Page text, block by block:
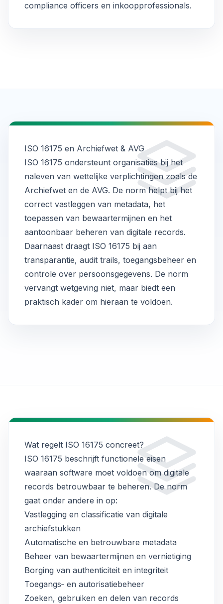
compliance officers en inkoopprofessionals.
ISO 16175 en Archiefwet & AVG
ISO 16175 ondersteunt organisaties bij het
naleven van wettelijke verplichtingen zoals de
Archiefwet en de AVG. De norm helpt bij het
correct vastleggen van metadata, het
toepassen van bewaartermijnen en het
aantoonbaar beheren van digitale records.
Daarnaast draagt ISO 16175 bij aan
transparantie, audit trails, toegangsbeheer en
controle over persoonsgegevens. De norm
vervangt wetgeving niet, maar biedt een
praktisch kader om hieraan te voldoen.
Wat regelt ISO 16175 concreet?
ISO 16175 beschrijft functionele eisen
waaraan software moet voldoen om digitale
records betrouwbaar te beheren. De norm
gaat onder andere in op:
Vastlegging en classificatie van digitale
archiefstukken
Automatische en betrouwbare metadata
Beheer van bewaartermijnen en vernietiging
Borging van authenticiteit en integriteit
Toegangs‑ en autorisatiebeheer
Zoeken, gebruiken en delen van records